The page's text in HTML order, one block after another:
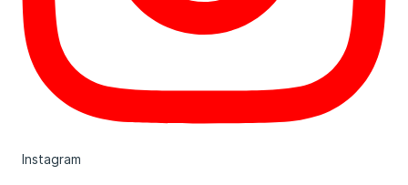
Instagram